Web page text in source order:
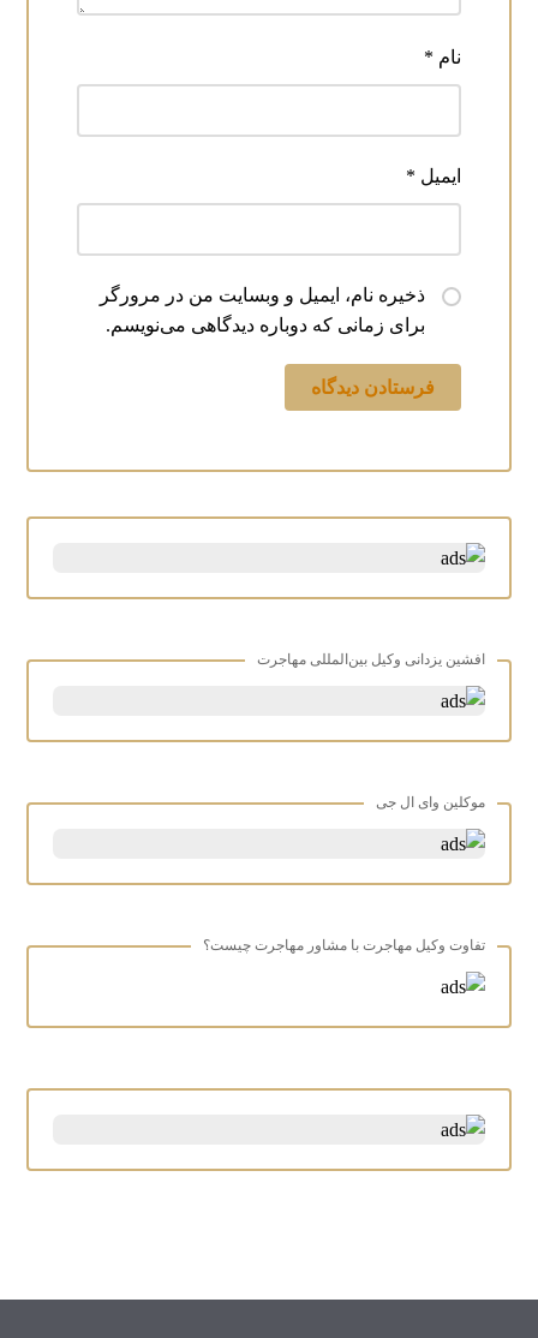
نام *
ایمیل *
ذخیره نام، ایمیل و وبسایت من در مرورگر
برای زمانی که دوباره دیدگاهی می‌نویسم.
افشین یزدانی وکیل بین‌المللی مهاجرت
موکلین وای ال جی
تفاوت وکیل مهاجرت با مشاور مهاجرت چیست؟